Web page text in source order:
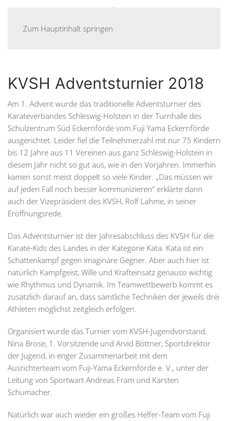
Zum Hauptinhalt springen
KVSH Adventsturnier 2018
Am 1. Advent wurde das traditionelle Adventsturnier des
Karateverbandes Schleswig-Holstein in der Turnhalle des
Schulzentrum Süd Eckernförde vom Fuji Yama Eckernförde
ausgerichtet. Leider fiel die Teilnehmerzahl mit nur 75 Kindern
bis 12 Jahre aus 11 Vereinen aus ganz Schleswig-Holstein in
diesem Jahr nicht so gut aus, wie in den Vorjahren. Immerhin
kamen sonst meist doppelt so viele Kinder. „Das müssen wir
auf jeden Fall noch besser kommunizieren“ erklärte dann
auch der Vizepräsident des KVSH, Rolf Lahme, in seiner
Eröffnungsrede.
Das Adventsturnier ist der Jahresabschluss des KVSH für die
Karate-Kids des Landes in der Kategorie Kata. Kata ist ein
Schattenkampf gegen imaginäre Gegner. Aber auch hier ist
natürlich Kampfgeist, Wille und Krafteinsatz genauso wichtig
wie Rhythmus und Dynamik. Im Teamwettbewerb kommt es
zusätzlich darauf an, dass sämtliche Techniken der jeweils drei
Athleten möglichst zeitgleich erfolgen.
Organisiert wurde das Turnier vom KVSH-Jugendvorstand,
Nina Brose, 1. Vorsitzende und Arvid Böttner, Sportdirektor
der Jugend, in enger Zusammenarbeit mit dem
Ausrichterteam vom Fuji-Yama Eckernförde e. V., unter der
Leitung von Sportwart Andreas Fram und Karsten
Schumacher.
Natürlich war auch wieder ein großes Helfer-Team vom Fuji